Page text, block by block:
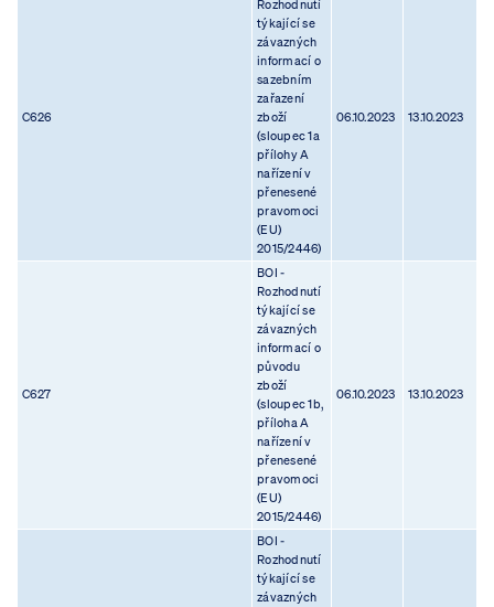
C626
Rozhodnutí
týkající se
závazných
informací o
sazebním
zařazení
zboží
(sloupec 1a
přílohy A
nařízení v
přenesené
pravomoci
(EU)
2015/2446)
06.10.2023 13.10.2023
C627
BOI -
Rozhodnutí
týkající se
závazných
informací o
původu
zboží
(sloupec 1b,
příloha A
nařízení v
přenesené
pravomoci
(EU)
2015/2446)
06.10.2023 13.10.2023
BOI -
Rozhodnutí
týkající se
závazných